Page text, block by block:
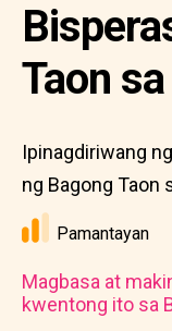
Taon
Ipinagdiriwang
ng Bagong Taon
Pamantayan
Magbasa at
kwentong ito sa